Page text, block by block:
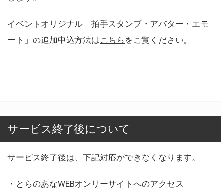
イベントオリジナル「拍手スタンプ・アバター・エモ
ート」の追加申込方法はこちら をご覧ください。
サービス終了後について
サービス終了後は、下記対応ができなくなります。
・とらのあなWEBオンリーサイトへのアクセス